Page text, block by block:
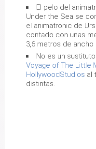
El pelo del
Under the Sea se
el animatronic de
contado con unas
3,6 metros de
No es un
Voyage of The Little
HollywoodStudios al
distintas.